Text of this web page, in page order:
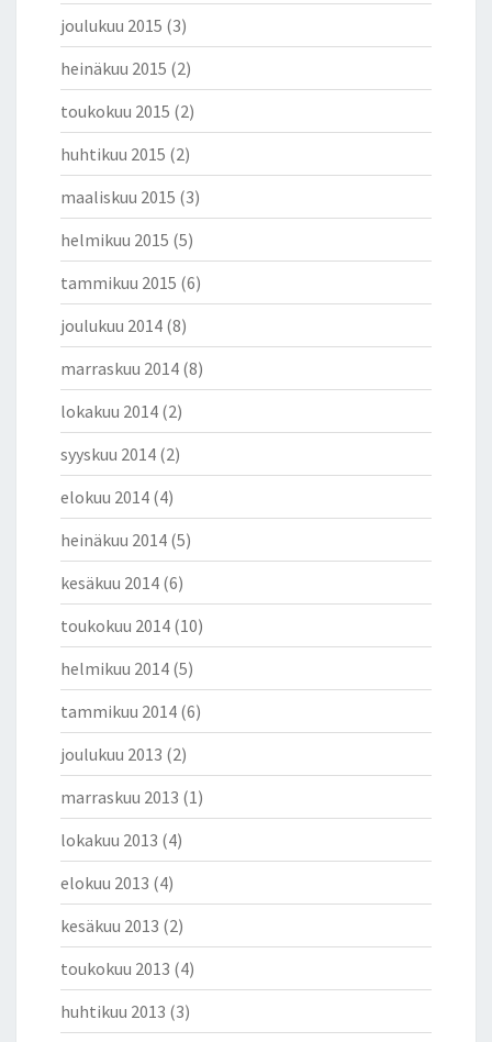
joulukuu 2015 (3)
heinäkuu 2015 (2)
toukokuu 2015 (2)
huhtikuu 2015 (2)
maaliskuu 2015 (3)
helmikuu 2015 (5)
tammikuu 2015 (6)
joulukuu 2014 (8)
marraskuu 2014 (8)
lokakuu 2014 (2)
syyskuu 2014 (2)
elokuu 2014 (4)
heinäkuu 2014 (5)
kesäkuu 2014 (6)
toukokuu 2014 (10)
helmikuu 2014 (5)
tammikuu 2014 (6)
joulukuu 2013 (2)
marraskuu 2013 (1)
lokakuu 2013 (4)
elokuu 2013 (4)
kesäkuu 2013 (2)
toukokuu 2013 (4)
huhtikuu 2013 (3)